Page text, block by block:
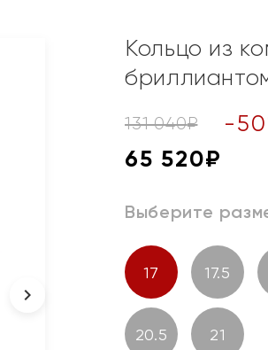
Кольцо из
131 040₽ -50
65 520₽
Выберите
17 17.5
20.5 21